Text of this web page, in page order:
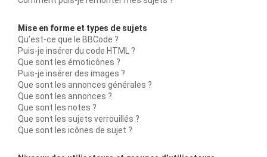
Mise en forme et types de sujets
Qu’est-ce que le BBCode ?
Puis-je insérer du code HTML ?
Que sont les émoticônes ?
Puis-je insérer des images ?
Que sont les annonces générales ?
Que sont les annonces ?
Que sont les notes ?
Que sont les sujets verrouillés ?
Que sont les icônes de sujet ?